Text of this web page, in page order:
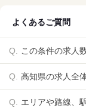
よくあるご質問
この条件の求人
高知県の求人全
エリアや路線、